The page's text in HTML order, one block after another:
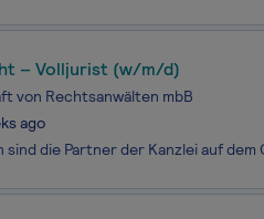
– Volljurist (w/m/d)
von Rechtsanwälten mbB
ago